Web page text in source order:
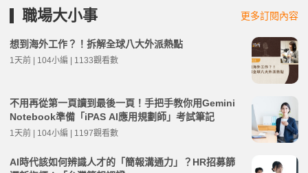
職場大小事 更多訂閱內容
想到海外工作？！拆解全球八大外派熱點
1天前 | 104小編 | 1133觀看數
不用再從第一頁讀到最後一頁！手把手教你用Gemini
Notebook準備「iPAS AI應用規劃師」考試筆記
1天前 | 104小編 | 1197觀看數
AI時代該如何辨識人才的「簡報溝通力」？HR招募篩